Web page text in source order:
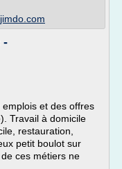
-
et des offres
Travail à domicile
restauration,
petit boulot sur
ces métiers ne